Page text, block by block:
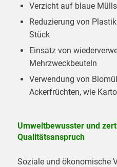
Verzicht auf blaue
Reduzierung von
Stück
Einsatz von
Mehrzweckbeuteln
Verwendung von
Ackerfrüchten, wie
Umweltbewusster und
Qualitätsanspruch
Soziale und ökonomische